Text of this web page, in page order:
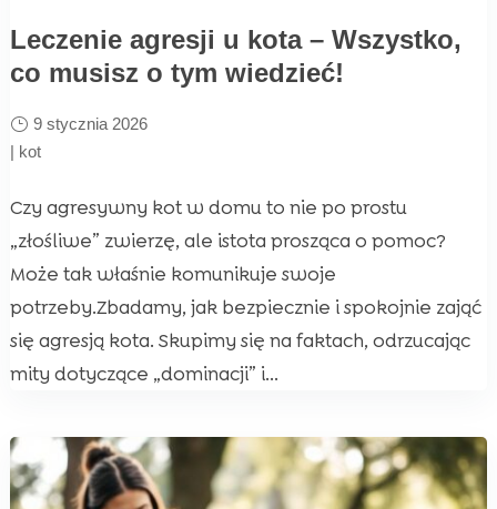
Leczenie agresji u kota – Wszystko,
co musisz o tym wiedzieć!
9 stycznia 2026
| kot
Czy agresywny kot w domu to nie po prostu
„złośliwe” zwierzę, ale istota prosząca o pomoc?
Może tak właśnie komunikuje swoje
potrzeby.Zbadamy, jak bezpiecznie i spokojnie zająć
się agresją kota. Skupimy się na faktach, odrzucając
mity dotyczące „dominacji” i...